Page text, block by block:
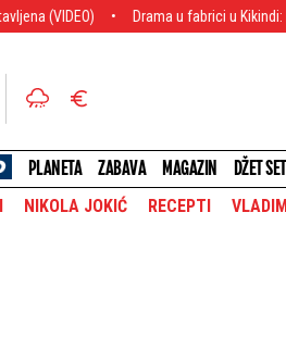
Drama u fabrici u Kikindi: Dvojica radnika
PLANETA ZABAVA MAGAZIN DŽET SET
NIKOLA JOKIĆ RECEPTI